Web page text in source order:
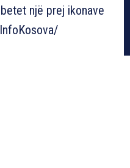
një prej ikonave